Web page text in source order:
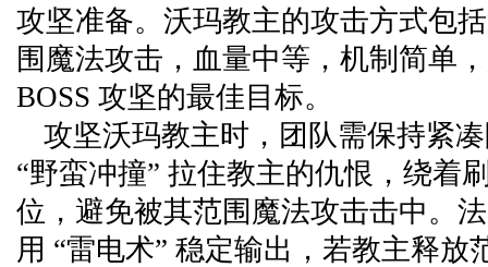
攻坚准备。沃玛教主的攻击方式包
围魔法攻击，血量中等，机制简单
BOSS 攻坚的最佳目标。
攻坚沃玛教主时，团队需保持紧
“野蛮冲撞” 拉住教主的仇恨，绕着
位，避免被其范围魔法攻击击中。
用 “雷电术” 稳定输出，若教主释放